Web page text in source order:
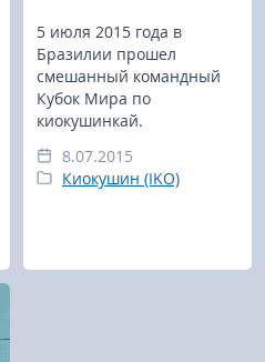
5 июля 2015 года в
Бразилии прошел
смешанный командный
Кубок Мира по
киокушинкай.
8.07.2015
Киокушин (IKO)